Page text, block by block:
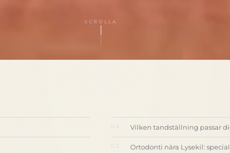
SCROLLA
Vilken tandställning passar
Ortodonti nära Lysekil: